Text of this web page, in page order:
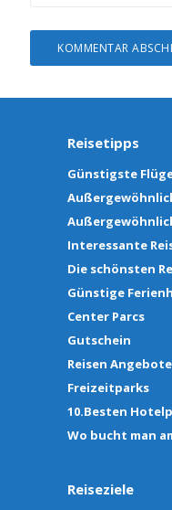
Reisetipps
Günstigste
Interessante
Die schönsten
Günstige
Center Parcs
Gutschein
Reisen Angebote
Freizeitparks
10.Besten
Wo bucht man
Reiseziele